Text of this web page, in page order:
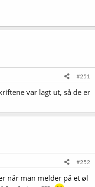
#251
var lagt ut, så de er
#252
når man melder på et øl